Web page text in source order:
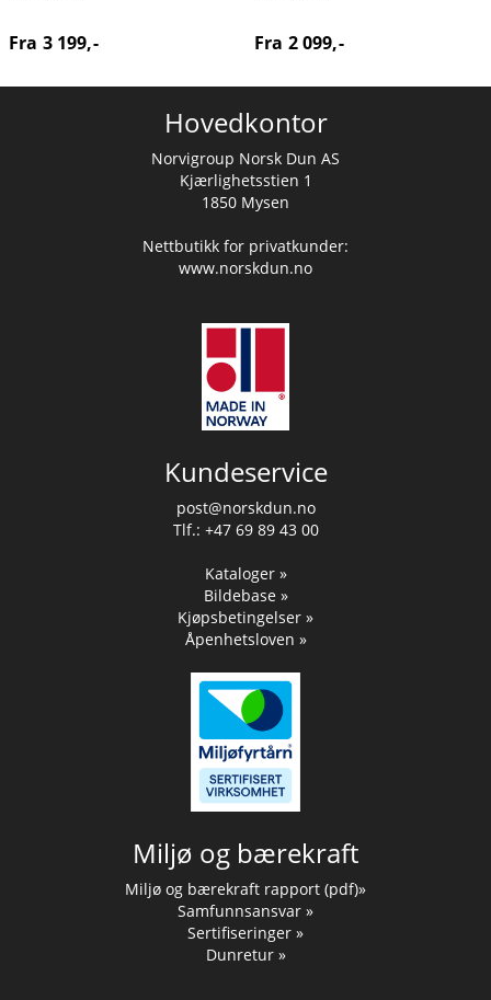
Fra 3 199,- Fra 2 099,-
Hovedkontor
Norvigroup Norsk Dun AS
Kjærlighetsstien 1
1850 Mysen
Nettbutikk for privatkunder:
www.norskdun.no
Kundeservice
post@norskdun.no
Tlf.: +47 69 89 43 00
Kataloger »
Bildebase »
Kjøpsbetingelser »
Åpenhetsloven »
Miljø og bærekraft
Miljø og bærekraft rapport (pdf)»
Samfunnsansvar »
Sertifiseringer »
Dunretur »